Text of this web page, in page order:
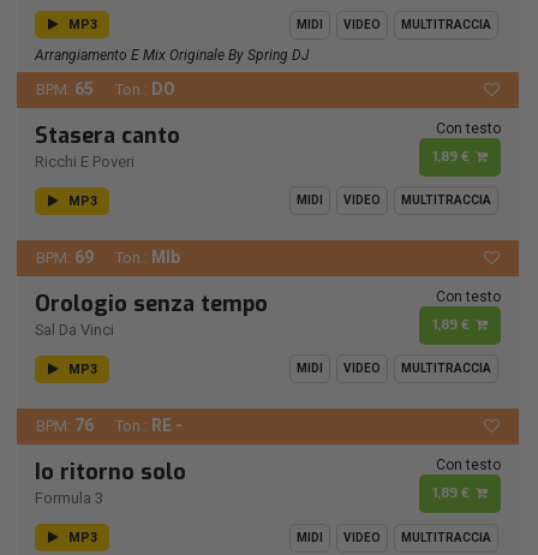
MP3 MIDI VIDEO MULTITRACCIA
Arrangiamento E Mix Originale By Spring DJ
BPM: 65 Ton.: DO
Stasera canto
Ricchi E Poveri
Con testo
1,89 €
MP3 MIDI VIDEO MULTITRACCIA
BPM: 69 Ton.: MIb
Orologio senza tempo
Sal Da Vinci
Con testo
1,89 €
MP3 MIDI VIDEO MULTITRACCIA
BPM: 76 Ton.: RE -
Io ritorno solo
Formula 3
Con testo
1,89 €
MP3 MIDI VIDEO MULTITRACCIA